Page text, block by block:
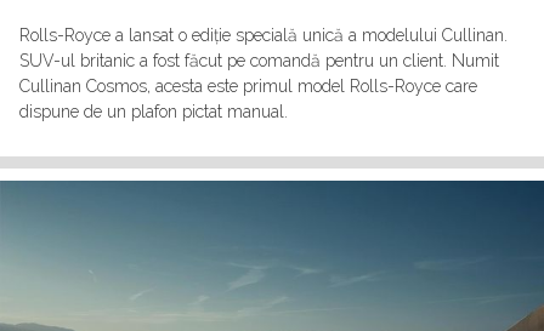
Rolls-Royce a lansat o ediție specială unică a modelului Cullinan.
SUV-ul britanic a fost făcut pe comandă pentru un client. Numit
Cullinan Cosmos, acesta este primul model Rolls-Royce care
dispune de un plafon pictat manual.